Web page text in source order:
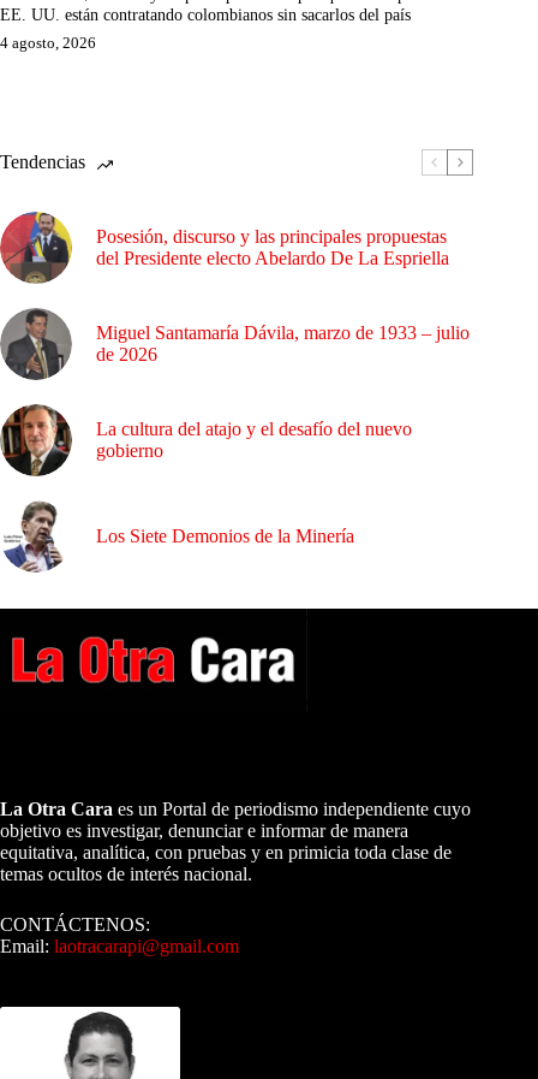
EE. UU. están contratando colombianos sin sacarlos del país
4 agosto, 2026
Tendencias
Posesión, discurso y las principales propuestas
del Presidente electo Abelardo De La Espriella
Miguel Santamaría Dávila, marzo de 1933 – julio
de 2026
La cultura del atajo y el desafío del nuevo
gobierno
Los Siete Demonios de la Minería
La Otra Cara es un Portal de periodismo independiente cuyo
objetivo es investigar, denunciar e informar de manera
equitativa, analítica, con pruebas y en primicia toda clase de
temas ocultos de interés nacional.
CONTÁCTENOS:
Email: laotracarapi@gmail.com